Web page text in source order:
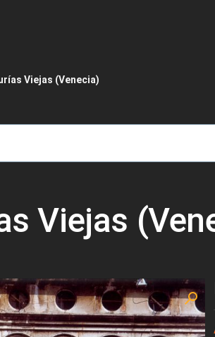
de ayuda a la
Viejas (Venecia)
Viejas